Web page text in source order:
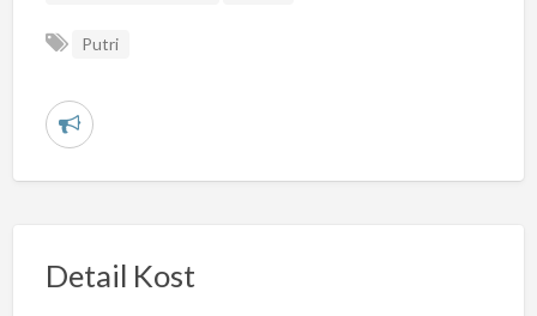
Putri
L
r
Detail Kost